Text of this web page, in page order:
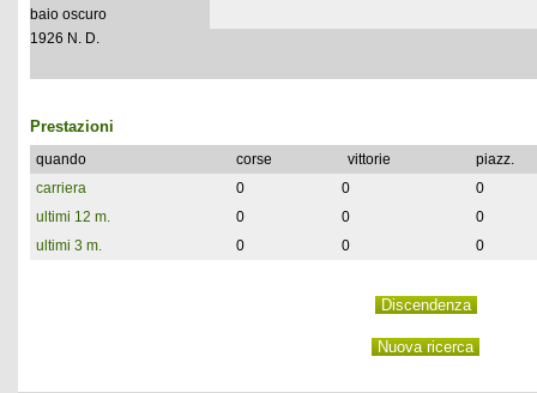
baio oscuro
1926 N. D.
Prestazioni
quando corse vittorie
piazz.
carriera
0 0
0
ultimi 12 m.
0 0
0
ultimi 3 m.
0 0 0